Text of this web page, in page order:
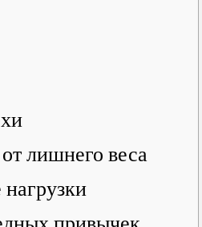
лишнего веса